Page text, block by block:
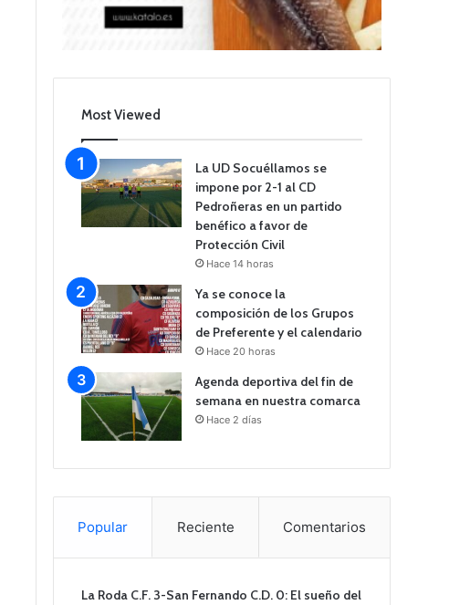
Most Viewed
La UD Socuéllamos se
impone por 2-1 al CD
Pedroñeras en un partido
benéfico a favor de
Protección Civil
Hace 14 horas
Ya se conoce la
composición de los Grupos
de Preferente y el calendario
Hace 20 horas
Agenda deportiva del fin de
semana en nuestra comarca
Hace 2 días
Popular Reciente Comentarios
La Roda C.F. 3-San Fernando C.D. 0: El sueño del